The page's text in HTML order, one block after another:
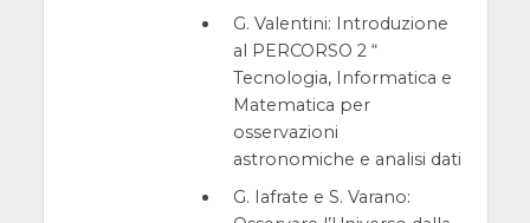
G. Valentini: Introduzione
al PERCORSO 2 “
Tecnologia, Informatica e
Matematica per
osservazioni
astronomiche e analisi dati
G. Iafrate e S. Varano: